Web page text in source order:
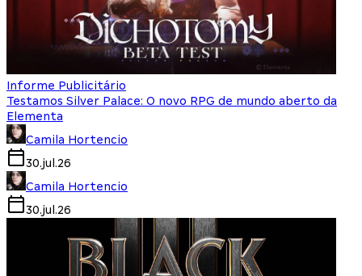
Informe Publicitário
Testamos Silver Palace: O novo RPG de mundo aberto da
Elementa
Camila Hortencio
30.jul.26
Camila Hortencio
30.jul.26